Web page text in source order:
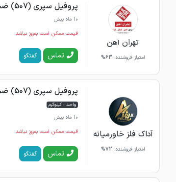
تهران آهن
امتیاز فروشنده: 63%
پروفیل سپری (507) ضخامت 2
10 ماه پیش
قیمت ممکن است به‌روز نباشد
تماس گفتگو
آداک فلز خاورمیانه
امتیاز فروشنده: 72%
پروفیل سپری (507) ضخامت 2
واحد : کیلوگرم
10 ماه پیش
قیمت ممکن است به‌روز نباشد
تماس گفتگو